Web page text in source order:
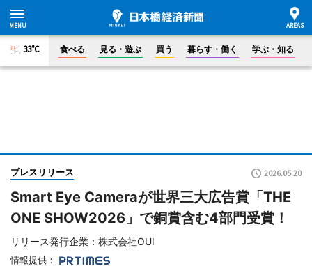
33°C 食べる 見る・遊ぶ 買う 暮らす・働く 学ぶ・知る
プレスリリース 2026.05.20
Smart Eye Cameraが世界三大広告賞「THE
ONE SHOW2026」で銅賞含む4部門受賞！
リリース発行企業：株式会社OUI
情報提供：